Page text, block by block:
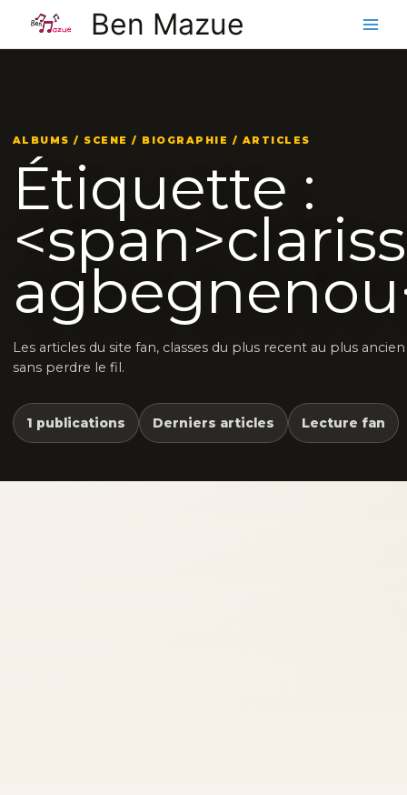
contenu
Ben Mazue
ALBUMS / SCENE / BIOGRAPHIE / ARTICLES
Étiquette :
Les articles du site fan, classes du plus recent au plus
sans perdre le fil.
1 publications Derniers articles Lecture fan